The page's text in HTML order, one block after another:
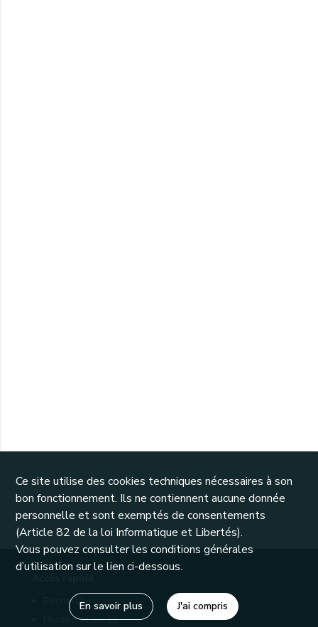
Recherche
Horaire et accès
Ce site utilise des cookies techniques nécessaires à son
bon fonctionnement. Ils ne contiennent aucune donnée
personnelle et sont exemptés de consentements
(Article 82 de la loi Informatique et Libertés).
Vous pouvez consulter les conditions générales
d’utilisation sur le lien ci-dessous.
En savoir plus J'ai compris